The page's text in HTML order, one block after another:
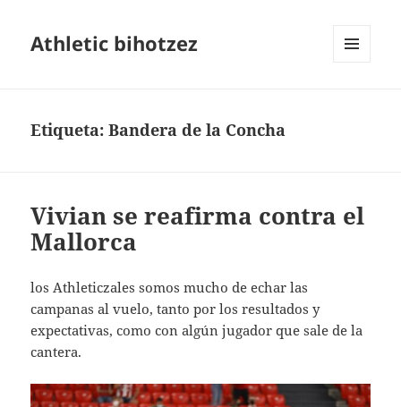
Athletic bihotzez
Etiqueta:Bandera de la Concha
Vivian se reafirma contra el
Mallorca
los Athleticzales somos mucho de echar las
campanas al vuelo, tanto por los resultados y
expectativas, como con algún jugador que sale de la
cantera.